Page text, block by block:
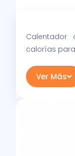
calorías
Ver Más